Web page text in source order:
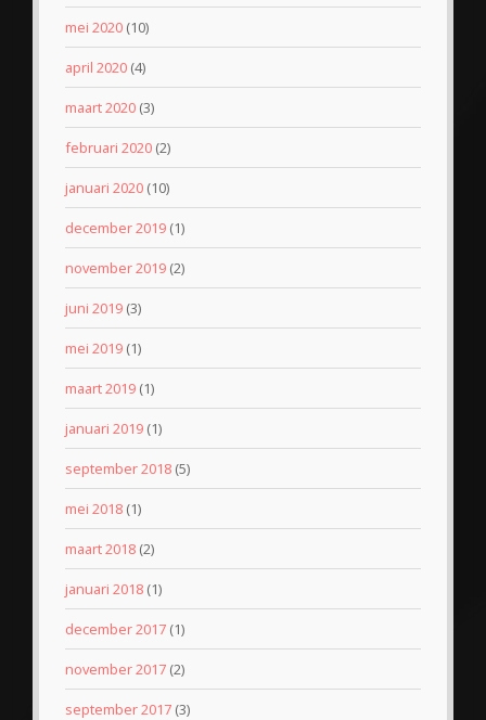
mei 2020 (10)
april 2020 (4)
maart 2020 (3)
februari 2020 (2)
januari 2020 (10)
december 2019 (1)
november 2019 (2)
juni 2019 (3)
mei 2019 (1)
maart 2019 (1)
januari 2019 (1)
september 2018 (5)
mei 2018 (1)
maart 2018 (2)
januari 2018 (1)
december 2017 (1)
november 2017 (2)
september 2017 (3)